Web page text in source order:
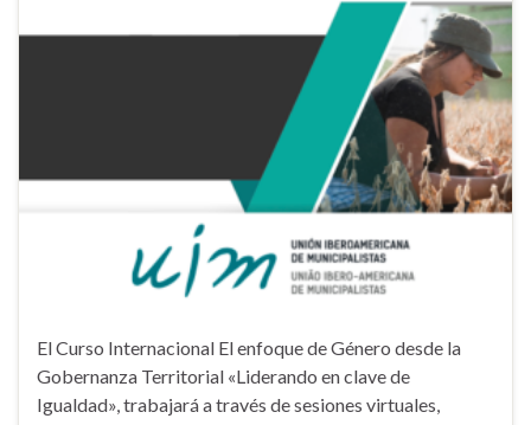
El Curso Internacional El enfoque de Género desde la
Gobernanza Territorial «Liderando en clave de
Igualdad», trabajará a través de sesiones virtuales,